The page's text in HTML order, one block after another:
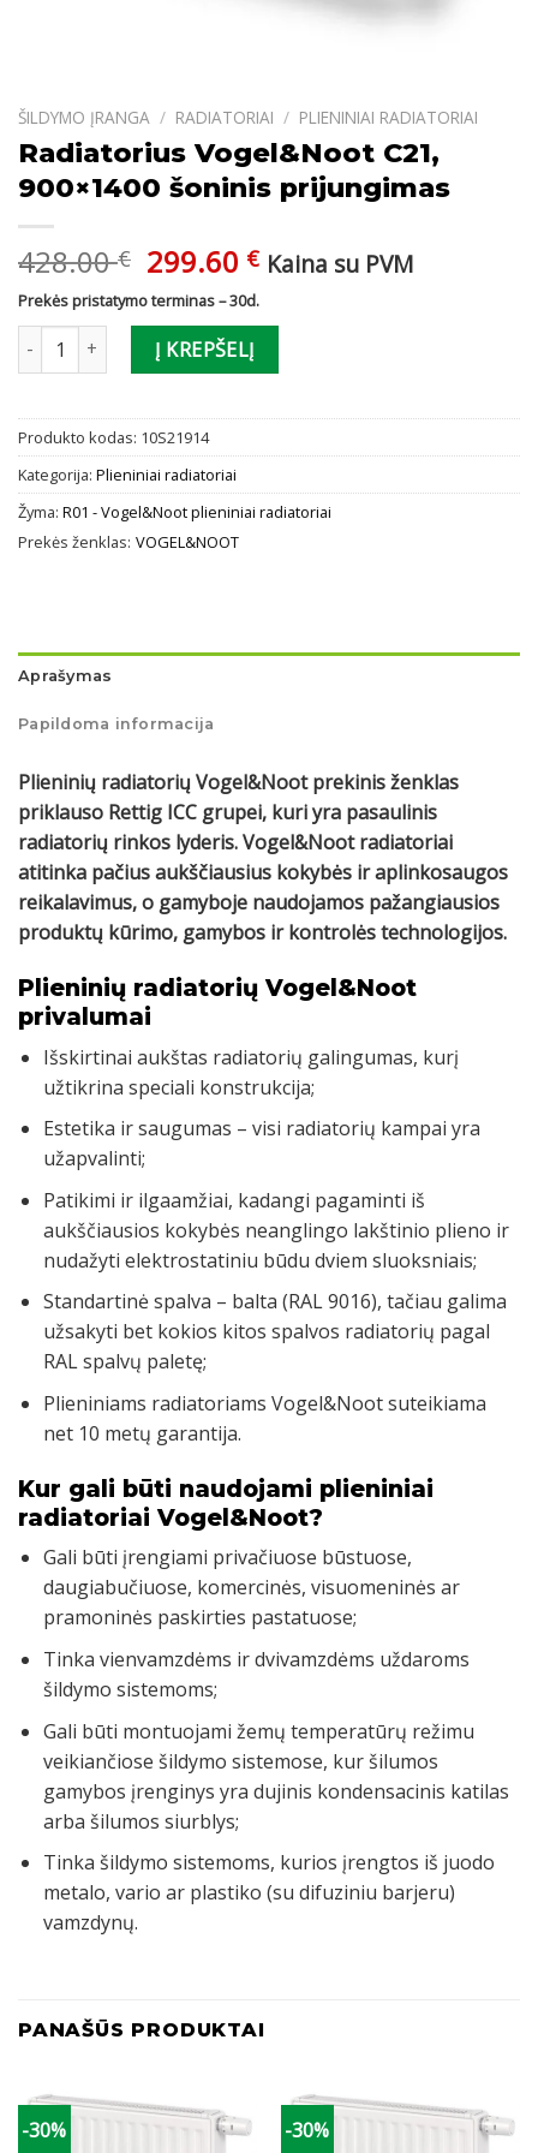
ŠILDYMO ĮRANGA / RADIATORIAI / PLIENINIAI RADIATORIAI
Radiatorius Vogel&Noot C21,
900×1400 šoninis prijungimas
428.00€ Original
price
was:
428.00 €.
299.60 €Current
is:
Kaina su PVM
Prekės pristatymo terminas – 30d.
produkto kiekis: Radiatorius Vogel&Noot C21, 900x1400 šoninis
Į KREPŠELĮ
Produkto kodas: 10S21914
Kategorija: Plieniniai radiatoriai
Žyma: R01 - Vogel&Noot plieniniai radiatoriai
Prekės ženklas: VOGEL&NOOT
Aprašymas
Papildoma informacija
Plieninių radiatorių Vogel&Noot prekinis ženklas
priklauso Rettig ICC grupei, kuri yra pasaulinis
radiatorių rinkos lyderis. Vogel&Noot radiatoriai
atitinka pačius aukščiausius kokybės ir aplinkosaugos
reikalavimus, o gamyboje naudojamos pažangiausios
produktų kūrimo, gamybos ir kontrolės technologijos.
Plieninių radiatorių Vogel&Noot
privalumai
Išskirtinai aukštas radiatorių galingumas, kurį
užtikrina speciali konstrukcija;
Estetika ir saugumas – visi radiatorių kampai yra
užapvalinti;
Patikimi ir ilgaamžiai, kadangi pagaminti iš
aukščiausios kokybės neanglingo lakštinio plieno ir
nudažyti elektrostatiniu būdu dviem sluoksniais;
Standartinė spalva – balta (RAL 9016), tačiau galima
užsakyti bet kokios kitos spalvos radiatorių pagal
RAL spalvų paletę;
Plieniniams radiatoriams Vogel&Noot suteikiama
net 10 metų garantija.
Kur gali būti naudojami plieniniai
radiatoriai Vogel&Noot?
Gali būti įrengiami privačiuose būstuose,
daugiabučiuose, komercinės, visuomeninės ar
pramoninės paskirties pastatuose;
Tinka vienvamzdėms ir dvivamzdėms uždaroms
šildymo sistemoms;
Gali būti montuojami žemų temperatūrų režimu
veikiančiose šildymo sistemose, kur šilumos
gamybos įrenginys yra dujinis kondensacinis katilas
arba šilumos siurblys;
Tinka šildymo sistemoms, kurios įrengtos iš juodo
metalo, vario ar plastiko (su difuziniu barjeru)
vamzdynų.
PANAŠŪS PRODUKTAI
-30% -30%